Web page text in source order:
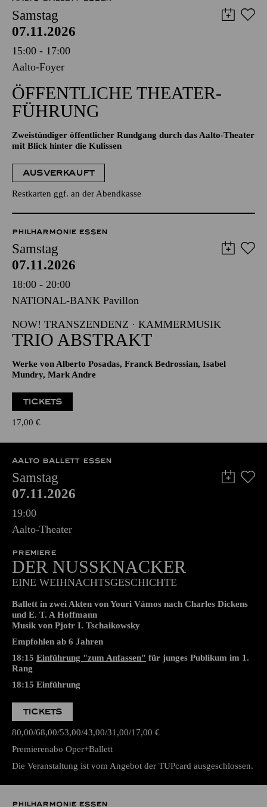
AALTO MUSIKTHEATER
AALTO BALLETT ESSEN
Samstag
07.11.2026
15:00 - 17:00
Aalto-Foyer
ÖFFENTLICHE THEATER­
FÜHRUNG
Zweistündiger öffentlicher Rundgang durch das Aalto-Theater
mit Blick hinter die Kulissen
Restkarten ggf. an der Abendkasse
PHILHARMONIE ESSEN
Samstag
07.11.2026
18:00 - 20:00
NATIONAL-BANK Pavillon
NOW! TRANSZENDENZ · KAMMERMUSIK
TRIO ABSTRAKT
Werke von Alberto Posadas, Franck Bedrossian, Isabel
Mundry, Mark Andre
17,00€
AALTO BALLETT ESSEN
Samstag
07.11.2026
19:00
Aalto-Theater
DER NUSSKNACKER
EINE WEIHNACHTSGESCHICHTE
Ballett in zwei Akten von Youri Vámos nach Charles Dickens
Musik von Pjotr I. Tschaikowsky
Rang
18:15 Einführung
TICKETS
80,00 68,00 53,00 43,00 31,00 17,00€
Premierenabo Oper+Ballett
Die Veranstaltung ist vom Angebot der TUPcard ausgeschlossen.